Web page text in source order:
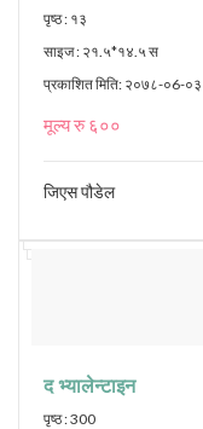
पृष्ठ : १३
साइज : २१.५*१४.५ स
प्रकाशित मिति: २०७८-०6-०३
मूल्य रु ६००
जिएस पौडेल
द भ्यालेन्टाइन
पृष्ठ : 300